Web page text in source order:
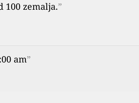
100 zemalja.”
am”